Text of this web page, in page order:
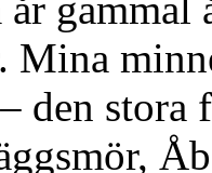
Mina
den stora